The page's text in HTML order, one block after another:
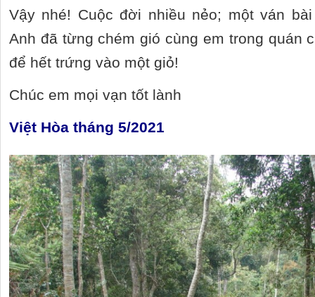
Vậy nhé! Cuộc đời nhiều nẻo; một ván
Anh đã từng chém gió cùng em trong quán
để hết trứng vào một giỏ!
Chúc em mọi vạn tốt lành
Việt Hòa tháng 5/2021